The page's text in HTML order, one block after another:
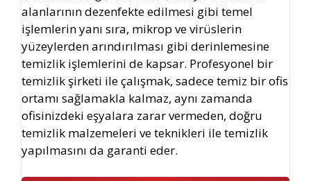
alanlarının dezenfekte edilmesi gibi temel
işlemlerin yanı sıra, mikrop ve virüslerin
yüzeylerden arındırılması gibi derinlemesine
temizlik işlemlerini de kapsar. Profesyonel bir
temizlik şirketi ile çalışmak, sadece temiz bir ofis
ortamı sağlamakla kalmaz, aynı zamanda
ofisinizdeki eşyalara zarar vermeden, doğru
temizlik malzemeleri ve teknikleri ile temizlik
yapılmasını da garanti eder.